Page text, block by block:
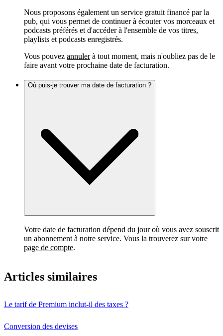
Nous proposons également un service gratuit financé par la
pub, qui vous permet de continuer à écouter vos morceaux et
podcasts préférés et d'accéder à l'ensemble de vos titres,
playlists et podcasts enregistrés.
Vous pouvez annulerà tout moment, mais n'oubliez pas de le
faire avant votre prochaine date de facturation.
Où puis-je trouver ma date de facturation ?
Votre date de facturation dépend du jour où vous avez souscrit
un abonnement à notre service. Vous la trouverez sur votre
page de compte.
Articles similaires
Le tarif de Premium inclut-il des taxes ?
Conversion des devises